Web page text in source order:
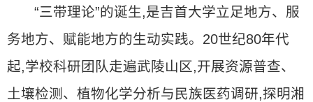
“三带理论”的诞生,是吉首大学立足地方、服
务地方、赋能地方的生动实践。20世纪80年代
起,学校科研团队走遍武陵山区,开展资源普查、
土壤检测、植物化学分析与民族医药调研,探明湘